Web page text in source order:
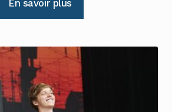
En savoir plus